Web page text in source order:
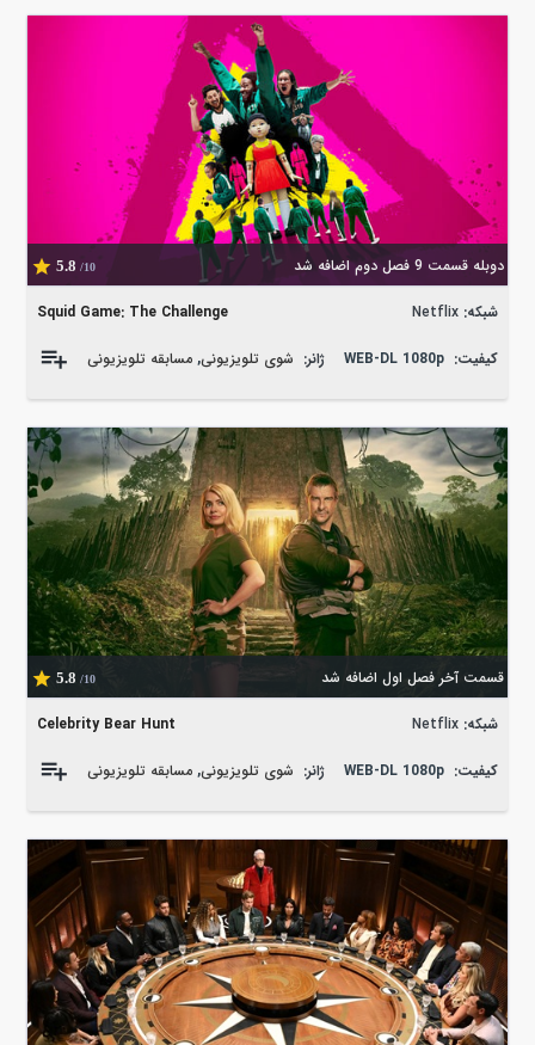
دوبله قسمت 9 فصل دوم اضافه شد 5.8 /10
Squid Game: The Challenge شبکه: Netflix
کیفیت: WEB-DL 1080p ژانر: شوی تلویزیونی,مسابقه تلویزیونی
قسمت آخر فصل اول اضافه شد 5.8 /10
Celebrity Bear Hunt شبکه: Netflix
کیفیت: WEB-DL 1080p ژانر: شوی تلویزیونی,مسابقه تلویزیونی